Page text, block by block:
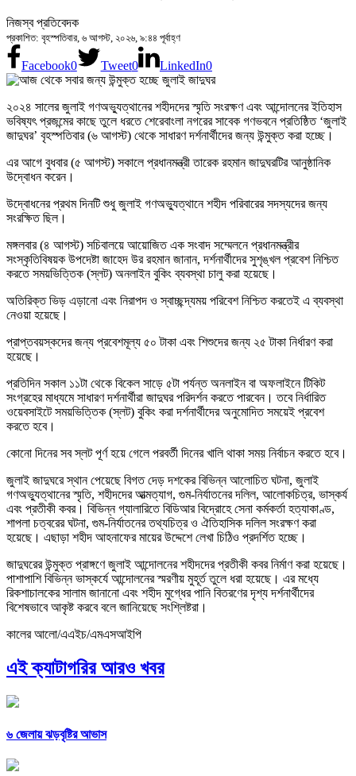
নিজস্ব প্রতিবেদক
প্রকাশিত: বৃহস্পতিবার, ৬ আগস্ট, ২০২৬, ৯:৪৪ পূর্বাহ্ণ
Facebook0 Tweet0 LinkedIn0
২০২৪ সালের জুলাই গণঅভ্যুত্থানের শহীদদের স্মৃতি সংরক্ষণ এবং আন্দোলনের ইতিহাস
ভবিষ্যৎ প্রজন্মের কাছে তুলে ধরতে শেরেবাংলা নগরের সাবেক গণভবনে প্রতিষ্ঠিত ‘জুলাই
জাদুঘর’ বৃহস্পতিবার (৬ আগস্ট) থেকে সাধারণ দর্শনার্থীদের জন্য উন্মুক্ত করা হচ্ছে।
এর আগে বুধবার (৫ আগস্ট) সকালে প্রধানমন্ত্রী তারেক রহমান জাদুঘরটির আনুষ্ঠানিক
উদ্বোধন করেন।
উদ্বোধনের প্রথম দিনটি শুধু জুলাই গণঅভ্যুত্থানে শহীদ পরিবারের সদস্যদের জন্য
সংরক্ষিত ছিল।
মঙ্গলবার (৪ আগস্ট) সচিবালয়ে আয়োজিত এক সংবাদ সম্মেলনে প্রধানমন্ত্রীর
সংস্কৃতিবিষয়ক উপদেষ্টা জাহেদ উর রহমান জানান, দর্শনার্থীদের সুশৃঙ্খল প্রবেশ নিশ্চিত
করতে সময়ভিত্তিক (স্লট) অনলাইন বুকিং ব্যবস্থা চালু করা হয়েছে।
অতিরিক্ত ভিড় এড়ানো এবং নিরাপদ ও স্বাচ্ছন্দ্যময় পরিবেশ নিশ্চিত করতেই এ ব্যবস্থা
নেওয়া হয়েছে।
প্রাপ্তবয়স্কদের জন্য প্রবেশমূল্য ৫০ টাকা এবং শিশুদের জন্য ২৫ টাকা নির্ধারণ করা
হয়েছে।
প্রতিদিন সকাল ১১টা থেকে বিকেল সাড়ে ৫টা পর্যন্ত অনলাইন বা অফলাইনে টিকিট
সংগ্রহের মাধ্যমে সাধারণ দর্শনার্থীরা জাদুঘর পরিদর্শন করতে পারবেন। তবে নির্ধারিত
ওয়েবসাইটে সময়ভিত্তিক (স্লট) বুকিং করা দর্শনার্থীদের অনুমোদিত সময়েই প্রবেশ
করতে হবে।
কোনো দিনের সব স্লট পূর্ণ হয়ে গেলে পরবর্তী দিনের খালি থাকা সময় নির্বাচন করতে হবে।
জুলাই জাদুঘরে স্থান পেয়েছে বিগত দেড় দশকের বিভিন্ন আলোচিত ঘটনা, জুলাই
গণঅভ্যুত্থানের স্মৃতি, শহীদদের আত্মত্যাগ, গুম-নির্যাতনের দলিল, আলোকচিত্র, ভাস্কর্য
এবং প্রতীকী কবর। বিভিন্ন গ্যালারিতে বিডিআর বিদ্রোহে সেনা কর্মকর্তা হত্যাকাণ্ড,
শাপলা চত্বরের ঘটনা, গুম-নির্যাতনের তথ্যচিত্র ও ঐতিহাসিক দলিল সংরক্ষণ করা
হয়েছে। এছাড়া শহীদ আহনাফের মায়ের উদ্দেশে লেখা চিঠিও প্রদর্শিত হচ্ছে।
জাদুঘরের উন্মুক্ত প্রাঙ্গণে জুলাই আন্দোলনের শহীদদের প্রতীকী কবর নির্মাণ করা হয়েছে।
পাশাপাশি বিভিন্ন ভাস্কর্যে আন্দোলনের স্মরণীয় মুহূর্ত তুলে ধরা হয়েছে। এর মধ্যে
রিকশাচালকের সালাম জানানো এবং শহীদ মুগ্ধের পানি বিতরণের দৃশ্য দর্শনার্থীদের
বিশেষভাবে আকৃষ্ট করবে বলে জানিয়েছে সংশ্লিষ্টরা।
কালের আলো/এএইচ/এমএসআইপি
এই ক্যাটাগরির আরও খবর
৬ জেলায় ঝড়বৃষ্টির আভাস